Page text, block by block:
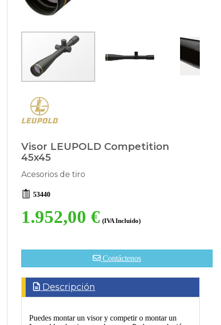
Visor LEUPOLD Competition
45x45
Acesorios de tiro
53440
1.952,00 € (IVA Incluido)
Contáctenos
Descripción
Puedes montar un visor y competir o montar un